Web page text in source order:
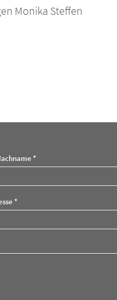
Monika Steffen
*
*